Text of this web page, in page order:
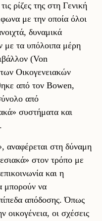
ρίζες της στη Γενική
με την οποία όλοι
δυναμικά
με τα υπόλοιπα μέρη
(Von
Οικογενειακών
από τον Bowen,
από
συστήματα και
αναφέρεται στη δύναμη
στον τρόπο με
και η
μπορούν να
απόδοσης. Όπως
οικογένεια, οι σχέσεις